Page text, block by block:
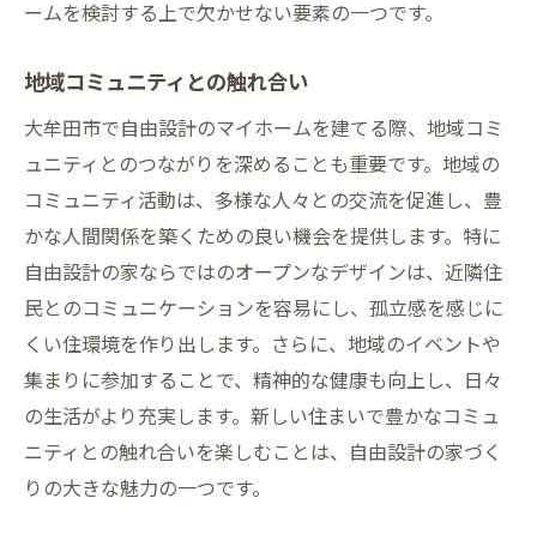
ームを検討する上で欠かせない要素の一つです。
地域コミュニティとの触れ合い
大牟田市で自由設計のマイホームを建てる際、地域コミ
ュニティとのつながりを深めることも重要です。地域の
コミュニティ活動は、多様な人々との交流を促進し、豊
かな人間関係を築くための良い機会を提供します。特に
自由設計の家ならではのオープンなデザインは、近隣住
民とのコミュニケーションを容易にし、孤立感を感じに
くい住環境を作り出します。さらに、地域のイベントや
集まりに参加することで、精神的な健康も向上し、日々
の生活がより充実します。新しい住まいで豊かなコミュ
ニティとの触れ合いを楽しむことは、自由設計の家づく
りの大きな魅力の一つです。